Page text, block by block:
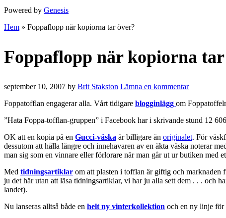
Powered by Genesis
Hem » Foppaflopp när kopiorna tar över?
Foppaflopp när kopiorna tar
september 10, 2007 by Brit Stakston Lämna en kommentar
Foppatofflan engagerar alla. Vårt tidigare blogginlägg om
”Hata Foppa-tofflan-gruppen” i Facebook har i skrivande stund 12
OK att en kopia på en Gucci-väska är billigare än originalet. För
dessutom att hålla längre och innehavaren av en äkta väska noterar
man sig som en vinnare eller förlorare när man går ut ur butiken med
Med tidningsartiklar om att plasten i tofflan är giftig och marknaden
ju det här utan att läsa tidningsartiklar, vi har ju alla sett dem . . . och
landet).
Nu lanseras alltså både en helt ny vinterkollektion och en ny linje